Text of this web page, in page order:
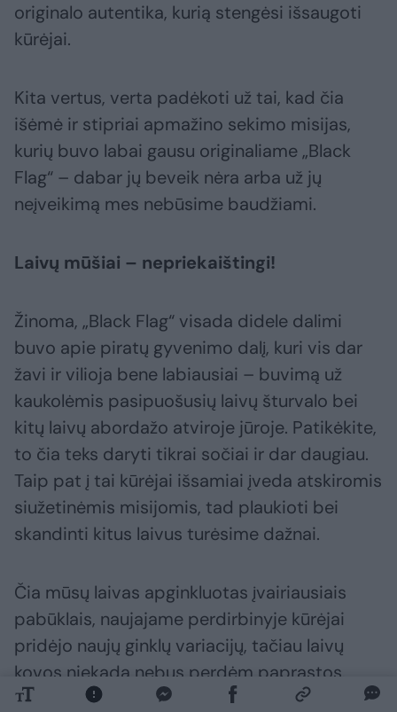
originalo autentika, kurią stengėsi išsaugoti
kūrėjai.
Kita vertus, verta padėkoti už tai, kad čia
išėmė ir stipriai apmažino sekimo misijas,
kurių buvo labai gausu originaliame „Black
Flag“ – dabar jų beveik nėra arba už jų
neįveikimą mes nebūsime baudžiami.
Laivų mūšiai – nepriekaištingi!
Žinoma, „Black Flag“ visada didele dalimi
buvo apie piratų gyvenimo dalį, kuri vis dar
žavi ir vilioja bene labiausiai – buvimą už
kaukolėmis pasipuošusių laivų šturvalo bei
kitų laivų abordažo atviroje jūroje. Patikėkite,
to čia teks daryti tikrai sočiai ir dar daugiau.
Taip pat į tai kūrėjai išsamiai įveda atskiromis
siužetinėmis misijomis, tad plaukioti bei
skandinti kitus laivus turėsime dažnai.
Čia mūsų laivas apginkluotas įvairiausiais
pabūklais, naujajame perdirbinyje kūrėjai
pridėjo naujų ginklų variacijų, tačiau laivų
kovos niekada nebus perdėm paprastos.
Žaidime visuomet bus verta bandyti rėžtis į